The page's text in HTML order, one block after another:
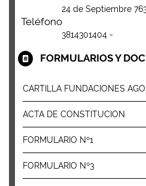
24 de Septiembre
Teléfono
3814301404 -
FORMULARIOS Y
CARTILLA FUNDACIONES
ACTA DE CONSTITUCION
FORMULARIO Nº1
FORMULARIO Nº3